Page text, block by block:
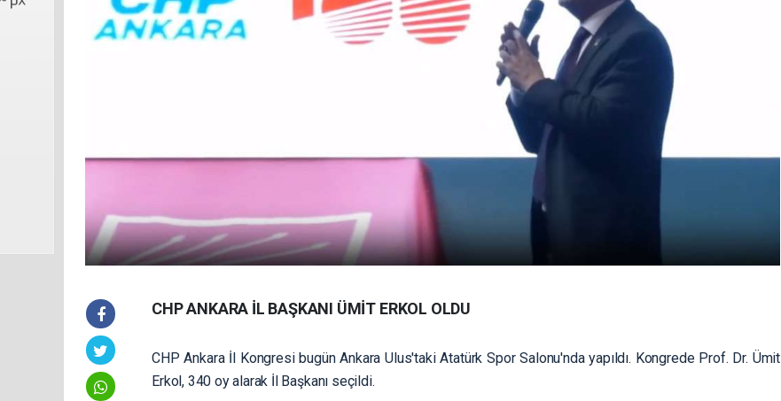
CHP ANKARA İL BAŞKANI ÜMİT ERKOL OLDU
CHP Ankara İl Kongresi bugün Ankara Ulus'taki Atatürk Spor Salonu'nda yapıldı. Kongrede Prof. Dr. Ümit
Erkol, 340 oy alarak İl Başkanı seçildi.